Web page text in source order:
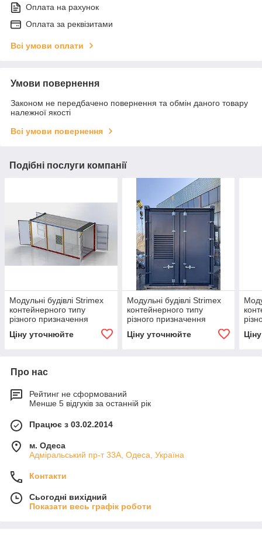
Оплата на рахунок
Оплата за реквізитами
Всі умови оплати
Умови повернення
Законом не передбачено повернення та обмін даного товару
належної якості
Всі умови повернення
Подібні послуги компанії
Модульні будівлі Strimex
контейнерного типу
різного призначення
Ціну уточнюйте
Модульні будівлі Strimex
контейнерного типу
різного призначення
Ціну уточнюйте
Про нас
Рейтинг не сформований
Менше 5 відгуків за останній рік
Працює з 03.02.2014
м. Одеса
Адміральський пр-т 33А, Одеса, Україна
Контакти
Сьогодні вихідний
Показати весь графік роботи